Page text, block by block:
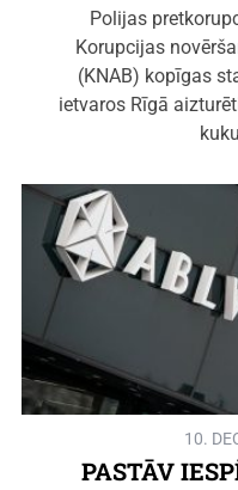
Polijas
Korupcijas
(KNAB) kopīgas
ietvaros Rīgā
10.
PASTĀV